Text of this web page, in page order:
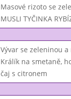
Masové rizoto se
MUSLI TYČINKA
Vývar se zeleninou
Králík na smetaně,
čaj s citronem